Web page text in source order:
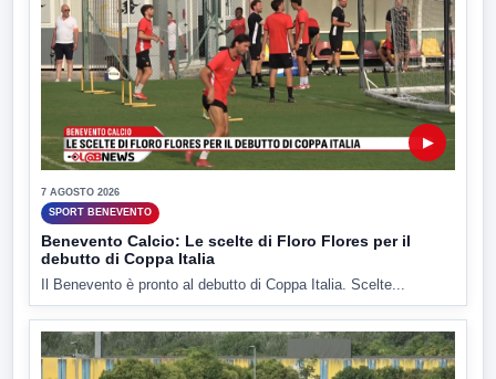
▶
7 AGOSTO 2026
SPORT BENEVENTO
Benevento Calcio: Le scelte di Floro Flores per il
debutto di Coppa Italia
Il Benevento è pronto al debutto di Coppa Italia. Scelte...